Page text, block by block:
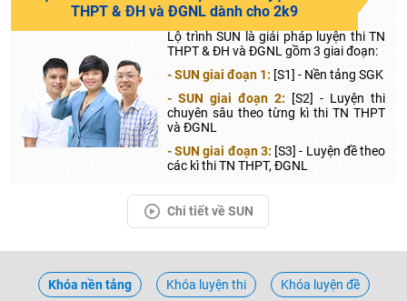
THPT & ĐH và ĐGNL dành cho 2k9
Lộ trình SUN là giải pháp luyện thi TN
THPT & ĐH và ĐGNL gồm 3 giai đoạn:
- SUN giai đoạn 1: [S1] - Nền tảng SGK
- SUN giai đoạn 2: [S2] - Luyện thi
chuyên sâu theo từng kì thi TN THPT
và ĐGNL
- SUN giai đoạn 3: [S3] - Luyện đề theo
các kì thi TN THPT, ĐGNL
Chi tiết về SUN
Khóa nền tảng Khóa luyện thi Khóa luyện đề